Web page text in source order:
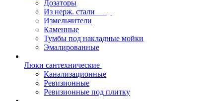
Дозаторы
Из нерж. стали
Измельчители
Каменные
Тумбы под накладные мойки
Эмалированные
Люки сантехнические
Канализационные
Ревизионные
Ревизионные под плитку